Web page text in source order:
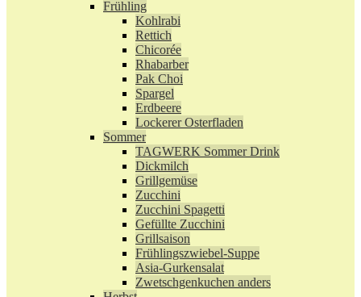
Frühling
Kohlrabi
Rettich
Chicorée
Rhabarber
Pak Choi
Spargel
Erdbeere
Lockerer Osterfladen
Sommer
TAGWERK Sommer Drink
Dickmilch
Grillgemüse
Zucchini
Zucchini Spagetti
Gefüllte Zucchini
Grillsaison
Frühlingszwiebel-Suppe
Asia-Gurkensalat
Zwetschgenkuchen anders